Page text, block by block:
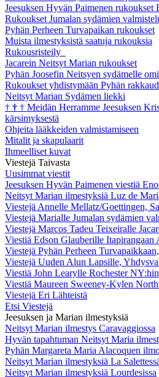
Jeesuksen Hyvän Paimenen rukoukset
Rukoukset Jumalan sydämien
Pyhän Perheen Turvapaikan rukoukset
Muista ilmestyksistä saatuja rukouksia
Rukousristeily
Jacarein Neitsyt Marian rukoukset
Pyhän Joosefin Neitsyen sydämelle
Rukoukset yhdistymään Pyhän
Neitsyt Marian Sydämen liekki
† † † Meidän Herramme Jeesuksen
kärsimyksestä
Ohjeita lääkkeiden valmistamiseen
Mitalit ja skapulaarit
Ihmeelliset kuvat
Viestejä Taivasta
Uusimmat viestit
Jeesuksen Hyvän Paimenen viestiä
Neitsyt Marian ilmestyksiä Luz de
Viestejä Annelle Mellatz/Goettingen,
Viestejä Marialle Jumalan sydämien
Viestejä Marcos Tadeu Teixeiralle
Viestiä Edson Glauberille Itapirangaan
Viestejä Pyhän Perheen
Viestejä Uuden Alun Lapsille,
Viestiä John Learylle Rochester
Viestiä Maureen Sweeney-Kylen
Viestejä Eri Lähteistä
Etsi Viestejä
Jeesuksen ja Marian ilmestyksiä
Neitsyt Marian ilmestys Caravaggiossa
Hyvän tapahtuman Neitsyt Maria
Pyhän Margareta Maria Alacoquen
Neitsyt Marian ilmestyksiä La
Neitsyt Marian ilmestyksiä Lourdesissa